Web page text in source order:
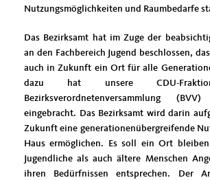
Nutzungsmöglichkeiten und Raumbedarfe
Das Bezirksamt hat im Zuge der
an den Fachbereich Jugend beschlossen,
auch in Zukunft ein Ort für alle
dazu hat unsere CDU-
Bezirksverordnetenversammlung
eingebracht. Das Bezirksamt wird darin
Zukunft eine generationenübergreifende
Haus ermöglichen. Es soll ein Ort
Jugendliche als auch ältere Menschen
ihren Bedürfnissen entsprechen. Der